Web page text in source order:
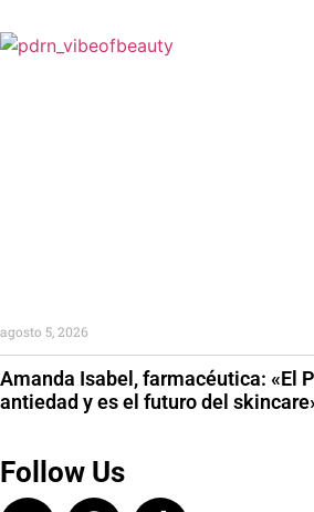
Amanda Isabel, farmacéutica: «El
antiedad y es el futuro del
agosto 5, 2026
Follow Us